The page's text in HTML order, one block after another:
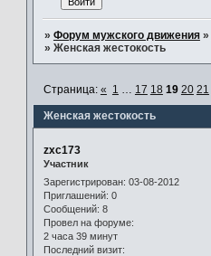
» Форум мужского движения »
» Женская жестокость
Женская жестокость
Страница: « 1 … 17 18 19 20 21
zxc173
Участник
Зарегистрирован: 03-08-2012
Приглашений: 0
Сообщений: 8
Провел на форуме:
2 часа 39 минут
Последний визит: